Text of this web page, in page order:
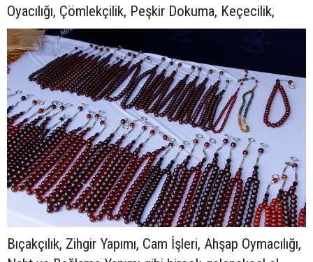
Oyacılığı, Çömlekçilik, Peşkir Dokuma, Keçecilik,
Bıçakçılık, Zihgir Yapımı, Cam İşleri, Ahşap Oymacılığı,